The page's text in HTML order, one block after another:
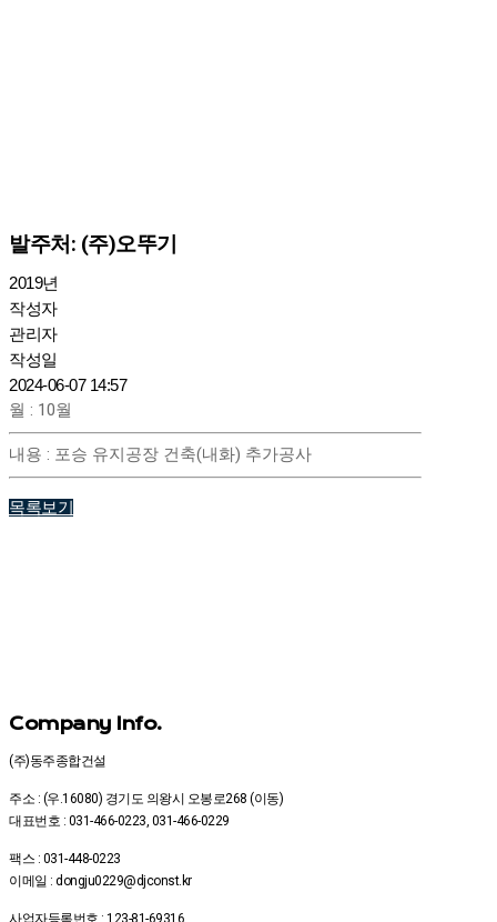
발주처: (주)오뚜기
2019년
작성자
관리자
작성일
2024-06-07 14:57
월 : 10월
내용 : 포승 유지공장 건축(내화) 추가공사
목록보기
Company Info.
(주)동주종합건설
주소 : (우.16080) 경기도 의왕시 오봉로268 (이동)
대표번호 : 031-466-0223, 031-466-0229
팩스 : 031-448-0223
이메일 : dongju0229@djconst.kr
사업자등록번호 : 123-81-69316